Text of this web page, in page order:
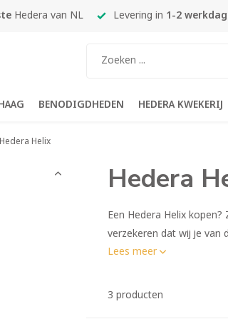
Hedera van NL Levering in 1-2
BENODIGDHEDEN HEDERA KWEKERIJ
Hedera Helix
Hedera
Een Hedera Helix
verzekeren dat wij je van
Lees meer
3 producten